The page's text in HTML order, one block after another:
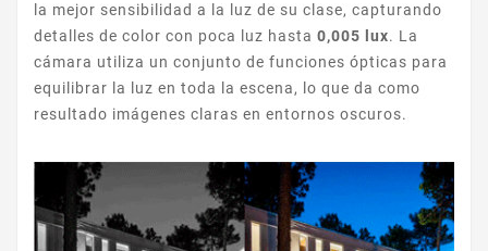
la mejor sensibilidad a la luz de su clase, capturando
detalles de color con poca luz hasta 0,005 lux. La
cámara utiliza un conjunto de funciones ópticas para
equilibrar la luz en toda la escena, lo que da como
resultado imágenes claras en entornos oscuros.